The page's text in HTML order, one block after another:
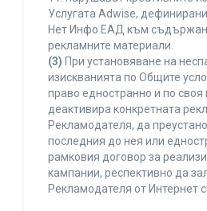
Услугата Adwise,
Нет Инфо ЕАД към
рекламните материали.
(3) При установяване на
изискванията по Общите
право едностранно и по своя
деактивира конкретната
Рекламодателя, да
последния до нея или
рамковия договор за
кампании, респективно да
Рекламодателя от Интернет